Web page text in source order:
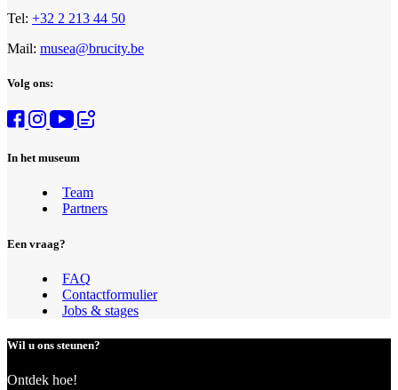
Tel: +32 2 213 44 50
Mail: musea@brucity.be
Volg ons:
In het museum
Team
Partners
Een vraag?
FAQ
Contactformulier
Jobs & stages
Wil u ons steunen?
Ontdek hoe!